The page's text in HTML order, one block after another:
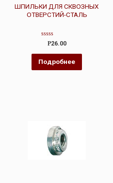
ШПИЛЬКИ ДЛЯ СКВОЗНЫХ
ОТВЕРСТИЙ-СТАЛЬ
Оценка
из
5
Р26.00
Подробнее